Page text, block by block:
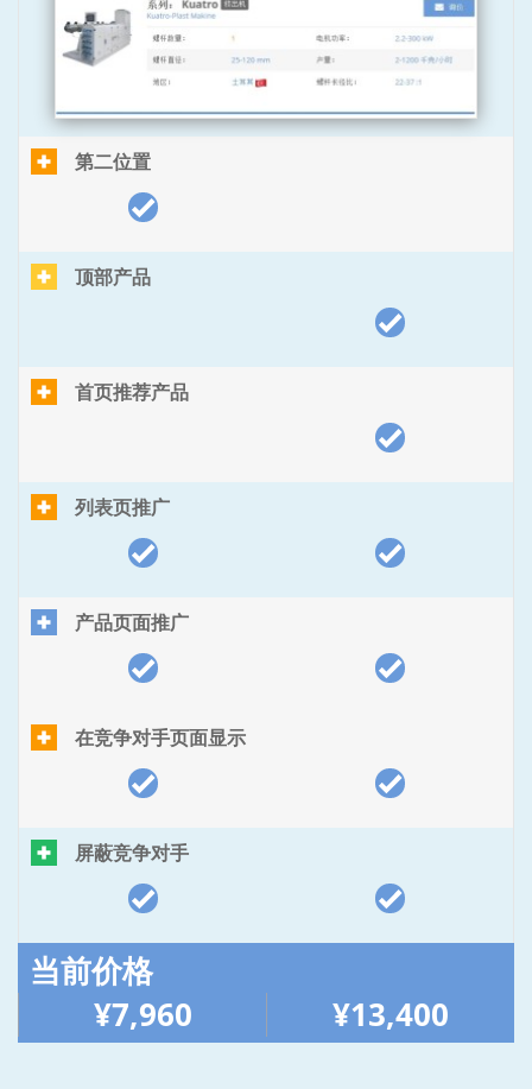
第二位置
顶部产品
首页推荐产品
列表页推广
产品页面推广
在竞争对手页面显示
屏蔽竞争对手
当前价格
¥7,960
¥13,400